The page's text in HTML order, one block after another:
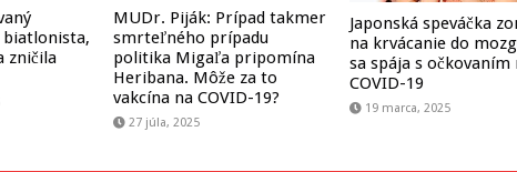
biatlonista,
zničila
MUDr. Piják: Prípad takmer
smrteľného prípadu
politika Migaľa pripomína
Heribana. Môže za to
vakcína na COVID-19?
27 júla, 2025
Japonská speváčka
na krvácanie do
sa spája s očkovaním
COVID-19
19 marca, 2025